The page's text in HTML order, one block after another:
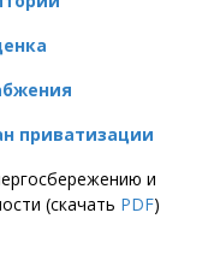
приватизации
и
(скачать PDF)